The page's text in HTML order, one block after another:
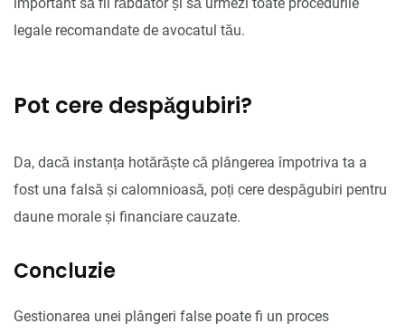
legale recomandate de avocatul tău.
Pot cere despăgubiri?
Da, dacă instanța hotărăște că plângerea împotriva ta a
fost una falsă și calomnioasă, poți cere despăgubiri pentru
daune morale și financiare cauzate.
Concluzie
Gestionarea unei plângeri false poate fi un proces